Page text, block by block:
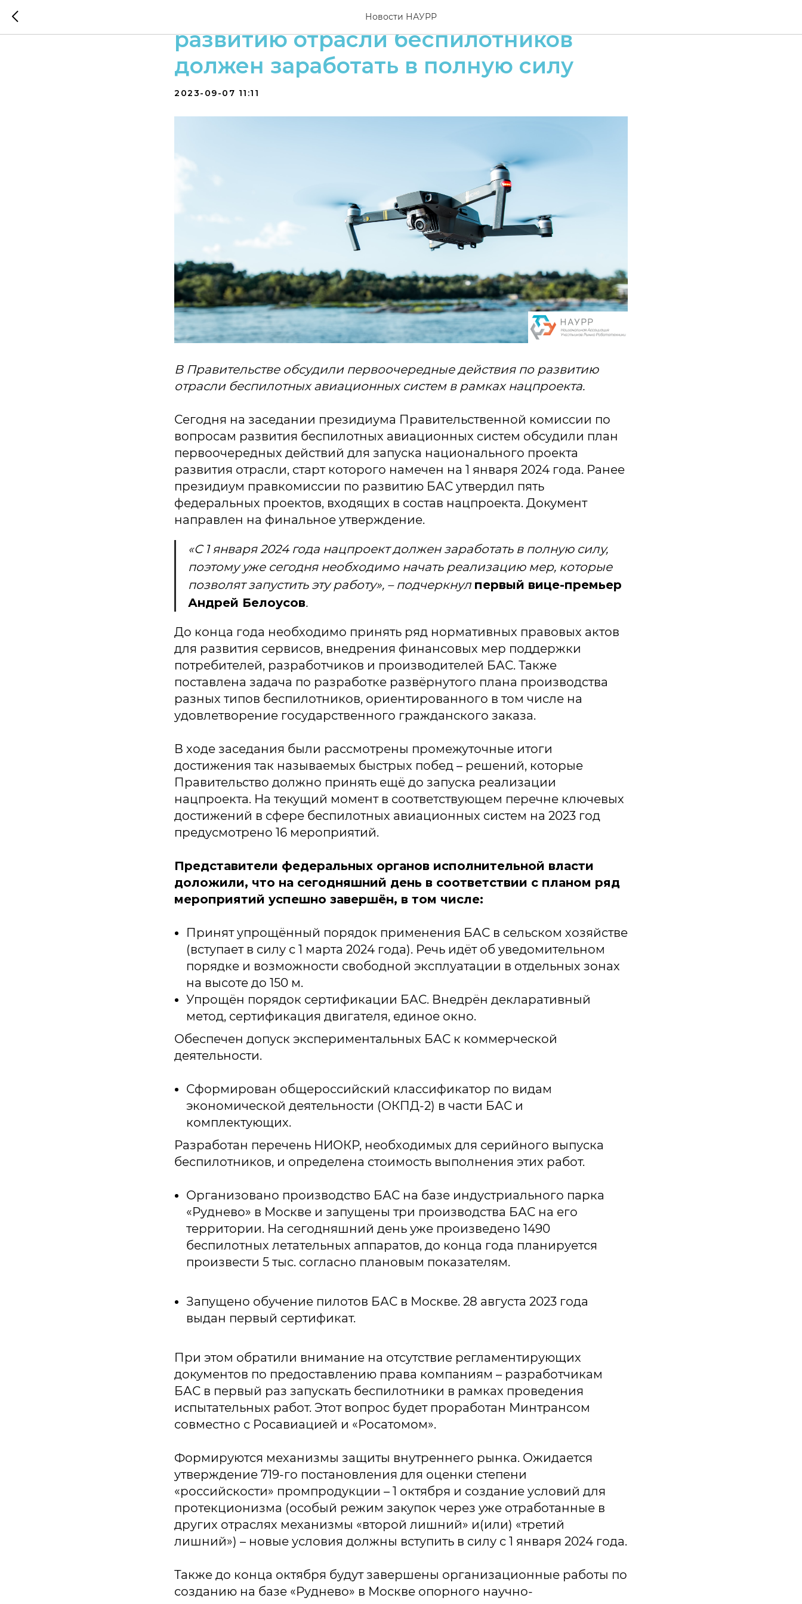
Новости НАУРР
С 1 января 2024 года нацпроект по
развитию отрасли беспилотников
должен заработать в полную силу
2023-09-07 11:11
В Правительстве обсудили первоочередные действия по развитию
отрасли беспилотных авиационных систем в рамках нацпроекта.
Сегодня на заседании президиума Правительственной комиссии по
вопросам развития беспилотных авиационных систем обсудили план
первоочередных действий для запуска национального проекта
развития отрасли, старт которого намечен на 1 января 2024 года. Ранее
президиум правкомиссии по развитию БАС утвердил пять
федеральных проектов, входящих в состав нацпроекта. Документ
направлен на финальное утверждение.
«С 1 января 2024 года нацпроект должен заработать в полную силу,
поэтому уже сегодня необходимо начать реализацию мер, которые
позволят запустить эту работу», – подчеркнул первый вице-премьер
Андрей Белоусов.
До конца года необходимо принять ряд нормативных правовых актов
для развития сервисов, внедрения финансовых мер поддержки
потребителей, разработчиков и производителей БАС. Также
поставлена задача по разработке развёрнутого плана производства
разных типов беспилотников, ориентированного в том числе на
удовлетворение государственного гражданского заказа.
В ходе заседания были рассмотрены промежуточные итоги
достижения так называемых быстрых побед – решений, которые
Правительство должно принять ещё до запуска реализации
нацпроекта. На текущий момент в соответствующем перечне ключевых
достижений в сфере беспилотных авиационных систем на 2023 год
предусмотрено 16 мероприятий.
Представители федеральных органов исполнительной власти
доложили, что на сегодняшний день в соответствии с планом ряд
мероприятий успешно завершён, в том числе:
Принят упрощённый порядок применения БАС в сельском хозяйстве
(вступает в силу с 1 марта 2024 года). Речь идёт об уведомительном
порядке и возможности свободной эксплуатации в отдельных зонах
на высоте до 150 м.
Упрощён порядок сертификации БАС. Внедрён декларативный
метод, сертификация двигателя, единое окно.
Обеспечен допуск экспериментальных БАС к коммерческой
деятельности.
Сформирован общероссийский классификатор по видам
экономической деятельности (ОКПД-2) в части БАС и
комплектующих.
Разработан перечень НИОКР, необходимых для серийного выпуска
беспилотников, и определена стоимость выполнения этих работ.
Организовано производство БАС на базе индустриального парка
«Руднево» в Москве и запущены три производства БАС на его
территории. На сегодняшний день уже произведено 1490
беспилотных летательных аппаратов, до конца года планируется
произвести 5 тыс. согласно плановым показателям.
Запущено обучение пилотов БАС в Москве. 28 августа 2023 года
выдан первый сертификат.
При этом обратили внимание на отсутствие регламентирующих
документов по предоставлению права компаниям – разработчикам
БАС в первый раз запускать беспилотники в рамках проведения
испытательных работ. Этот вопрос будет проработан Минтрансом
совместно с Росавиацией и «Росатомом».
Формируются механизмы защиты внутреннего рынка. Ожидается
утверждение 719-го постановления для оценки степени
«российскости» промпродукции – 1 октября и создание условий для
протекционизма (особый режим закупок через уже отработанные в
других отраслях механизмы «второй лишний» и(или) «третий
лишний») – новые условия должны вступить в силу с 1 января 2024 года.
Также до конца октября будут завершены организационные работы по
созданию на базе «Руднево» в Москве опорного научно-